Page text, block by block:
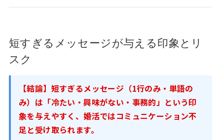
短すぎるメッセージが与える印象とリ
スク
【結論】短すぎるメッセージ（1行のみ・単語の
み）は「冷たい・興味がない・事務的」という印
象を与えやすく、婚活ではコミュニケーション不
足と受け取られます。